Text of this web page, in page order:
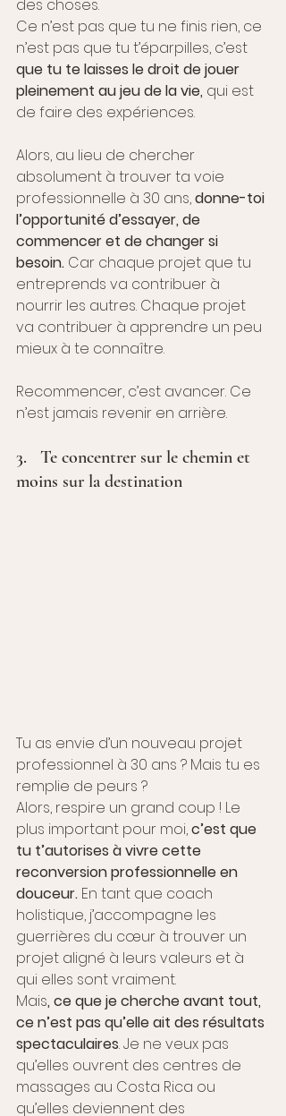
des choses.
Ce n’est pas que tu ne finis rien, ce
n’est pas que tu t’éparpilles, c’est
que tu te laisses le droit de jouer
pleinement au jeu de la vie, qui est
de faire des expériences.
Alors, au lieu de chercher
absolument à trouver ta voie
professionnelle à 30 ans, donne-toi
l’opportunité d’essayer, de
commencer et de changer si
besoin. Car chaque projet que tu
entreprends va contribuer à
nourrir les autres. Chaque projet
va contribuer à apprendre un peu
mieux à te connaître.
Recommencer, c’est avancer. Ce
n’est jamais revenir en arrière.
3.   Te concentrer sur le chemin et
moins sur la destination
Tu as envie d’un nouveau projet
professionnel à 30 ans ? Mais tu es
remplie de peurs ?
Alors, respire un grand coup ! Le
plus important pour moi, c’est que
tu t’autorises à vivre cette
reconversion professionnelle en
douceur. En tant que coach
holistique, j’accompagne les
guerrières du cœur à trouver un
projet aligné à leurs valeurs et à
qui elles sont vraiment.
Mais, ce que je cherche avant tout,
ce n’est pas qu’elle ait des résultats
spectaculaires. Je ne veux pas
qu’elles ouvrent des centres de
massages au Costa Rica ou
qu’elles deviennent des